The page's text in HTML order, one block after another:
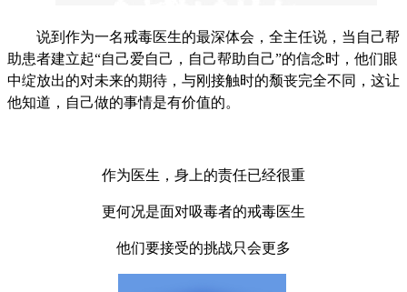
说到作为一名戒毒医生的最深体会，全主任说，当自己帮
助患者建立起“自己爱自己，自己帮助自己”的信念时，他们眼
中绽放出的对未来的期待，与刚接触时的颓丧完全不同，这让
他知道，自己做的事情是有价值的。
作为医生，身上的责任已经很重
更何况是面对吸毒者的戒毒医生
他们要接受的挑战只会更多